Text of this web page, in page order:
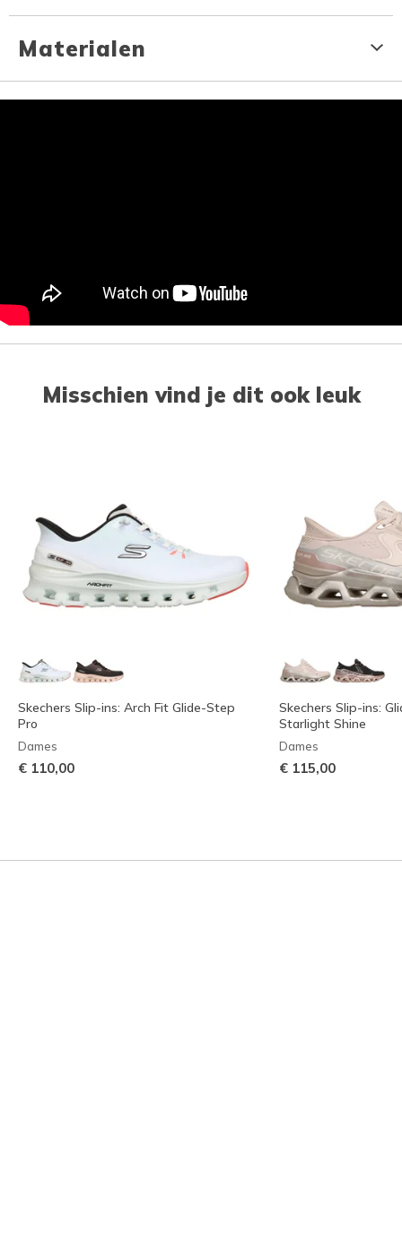
Materialen
Misschien vind je dit ook leuk
Skechers Slip-ins: Arch Fit Glide-Step
Pro
Dames
€ 110,00
Skechers Slip-ins:
Starlight Shine
Dames
€ 115,00